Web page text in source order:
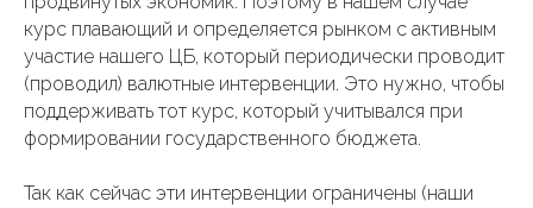
курс плавающий и определяется рынком с активным
участие нашего ЦБ, который периодически проводит
(проводил) валютные интервенции. Это нужно, чтобы
поддерживать тот курс, который учитывался при
формировании государственного бюджета.
Так как сейчас эти интервенции ограничены (наши